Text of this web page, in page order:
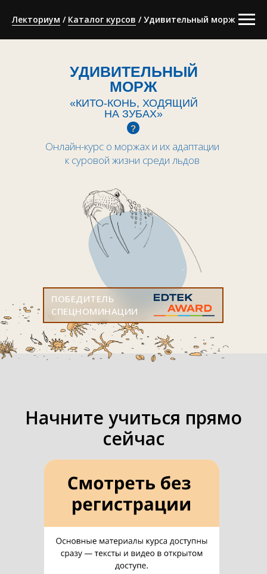
Лекториум / Каталог курсов / Удивительный морж
ПОБЕДИТЕЛЬ
СПЕЦНОМИНАЦИИ
Онлайн-курс о моржах и их адаптации
к суровой жизни среди льдов
УДИВИТЕЛЬНЫЙ
МОРЖ
«КИТО-КОНЬ, ХОДЯЩИЙ
НА ЗУБАХ»
?
Начните учиться прямо
сейчас